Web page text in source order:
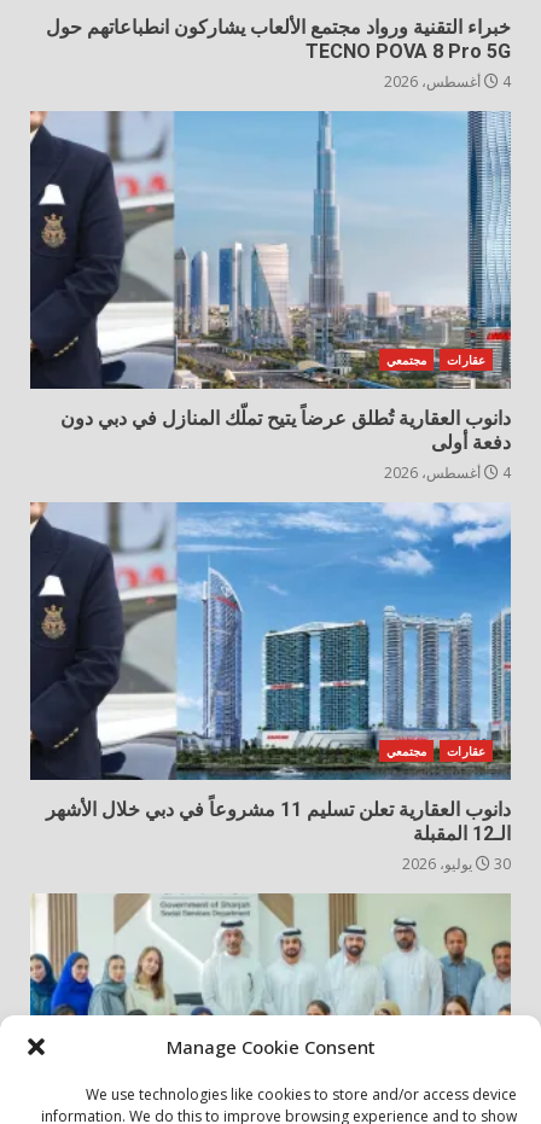
Manage Cookie Consent
We use technologies like cookies to store and/or access device
information. We do this to improve browsing experience and to show
خبراء التقنية ورواد مجتمع الألعاب يشاركون انطباعاتهم حول
TECNO POVA 8 Pro 5G
4 أغسطس، 2026
عقارات مجتمعي
دانوب العقارية تُطلق عرضاً يتيح تملّك المنازل في دبي دون
دفعة أولى
4 أغسطس، 2026
عقارات مجتمعي
دانوب العقارية تعلن تسليم 11 مشروعاً في دبي خلال الأشهر
الـ12 المقبلة
30 يوليو، 2026